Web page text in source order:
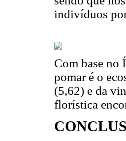
indivíduos
Com base no
pomar é o
(5,62) e da
florística